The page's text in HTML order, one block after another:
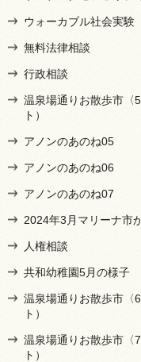
ウォーカブル社会実験
無料法律相談
行政相談
温泉場通りお散歩市〈
ト）
アノンのあのね05
アノンのあのね06
アノンのあのね07
2024年3月マリーナ市
人権相談
共和幼稚園5月の様子
温泉場通りお散歩市〈
ト）
温泉場通りお散歩市〈
ト）